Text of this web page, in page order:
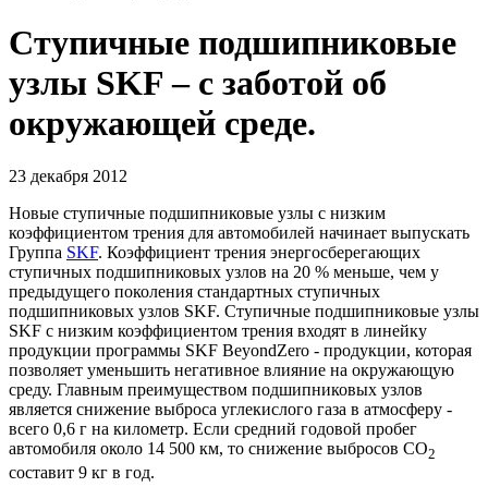
Ступичные подшипниковые
узлы SKF – с заботой об
окружающей среде.
23 декабря 2012
Новые ступичные подшипниковые узлы с низким
коэффициентом трения для автомобилей начинает выпускать
Группа SKF. Коэффициент трения энергосберегающих
ступичных подшипниковых узлов на 20 % меньше, чем у
предыдущего поколения стандартных ступичных
подшипниковых узлов SKF. Ступичные подшипниковые узлы
SKF с низким коэффициентом трения входят в линейку
продукции программы SKF BeyondZero - продукции, которая
позволяет уменьшить негативное влияние на окружающую
среду. Главным преимуществом подшипниковых узлов
является снижение выброса углекислого газа в атмосферу -
всего 0,6 г на километр. Если средний годовой пробег
автомобиля около 14 500 км, то снижение выбросов CO2
составит 9 кг в год.